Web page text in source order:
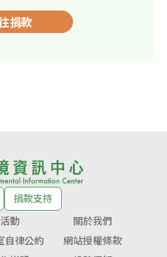
捐款
捐款支持
活動
關於我們
自律公約
網站授權條款